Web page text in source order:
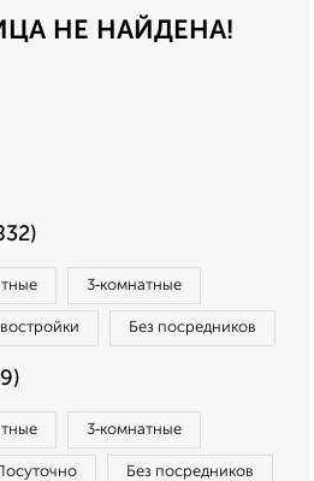
НЕ НАЙДЕНА!
3‑комнатные
Без посредников
3‑комнатные
Без посредников